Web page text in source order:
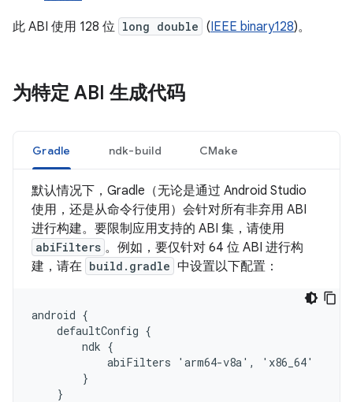
此 ABI 使用 128 位 long double (IEEE binary128)。
为特定 ABI 生成代码
Gradle ndk-build CMake
默认情况下，Gradle（无论是通过 Android Studio
使用，还是从命令行使用）会针对所有非弃用 ABI
进行构建。要限制应用支持的 ABI 集，请使用
abiFilters 。例如，要仅针对 64 位 ABI 进行构
建，请在 build.gradle 中设置以下配置：
android {
    defaultConfig {
        ndk {
            abiFilters 'arm64-v8a', 'x86_64'
        }
    }